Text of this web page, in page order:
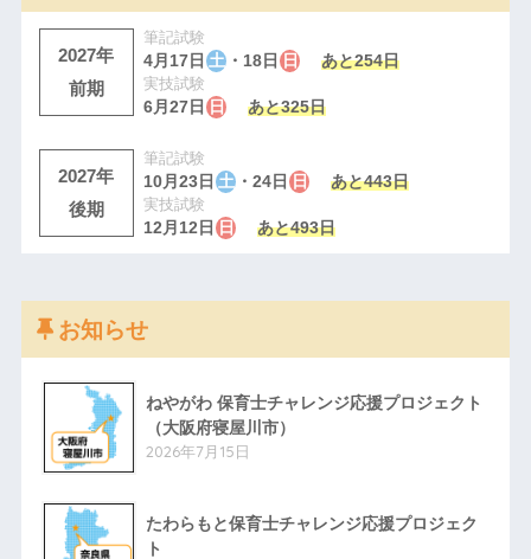
2027年
前期
筆記試験
4月17日 土 ・18日 日
あと254日
実技試験
6月27日 日 あと325日
2027年
後期
筆記試験
10月23日 土 ・24日 日
あと443日
実技試験
12月12日 日 あと493日
お知らせ
ねやがわ 保育士チャレンジ応援プロジェクト
（大阪府寝屋川市）
2026年7月15日
たわらもと保育士チャレンジ応援プロジェク
ト